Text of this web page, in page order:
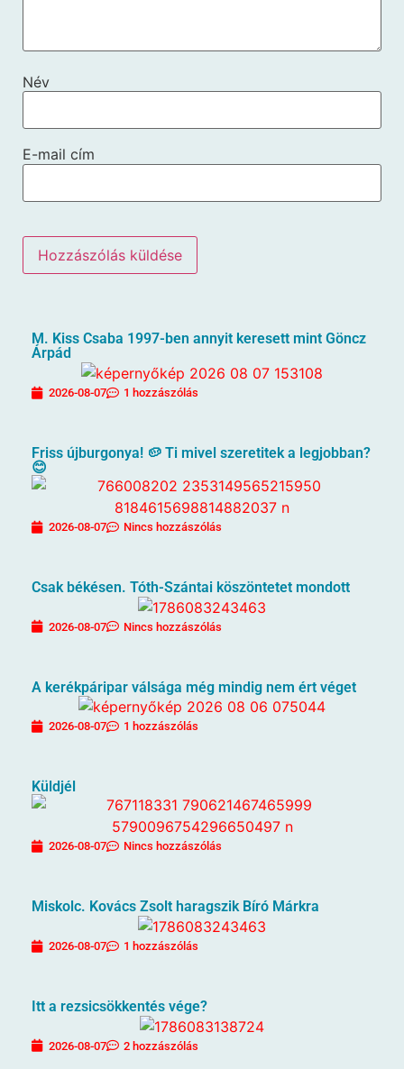
Név
E-mail cím
M. Kiss Csaba 1997-ben annyit keresett mint Göncz
Árpád
2026-08-07 1 hozzászólás
Friss újburgonya! 🥔 Ti mivel szeretitek a legjobban?
😊
2026-08-07 Nincs hozzászólás
Csak békésen. Tóth-Szántai köszöntetet mondott
2026-08-07 Nincs hozzászólás
A kerékpáripar válsága még mindig nem ért véget
2026-08-07 1 hozzászólás
Küldjél
2026-08-07 Nincs hozzászólás
Miskolc. Kovács Zsolt haragszik Bíró Márkra
2026-08-07 1 hozzászólás
Itt a rezsicsökkentés vége?
2026-08-07 2 hozzászólás